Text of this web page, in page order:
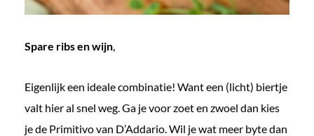
Spare ribs en wijn,
Eigenlijk een ideale combinatie! Want een (licht) biertje
valt hier al snel weg. Ga je voor zoet en zwoel dan kies
je de Primitivo van D’Addario. Wil je wat meer byte dan